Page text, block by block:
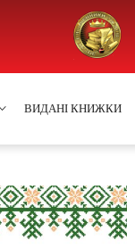
ВИДАНІ КНИЖКИ